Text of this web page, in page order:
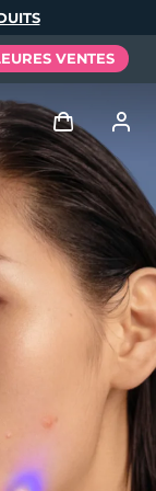
VENTES
Se connecter
l'utilisateur
appareils
commandes
Mes adresses
abonnements
體中文